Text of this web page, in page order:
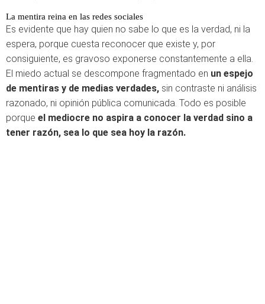
La mentira reina en las redes sociales
Es evidente que hay quien no sabe lo que es la verdad, ni la
espera, porque cuesta reconocer que existe y, por
consiguiente, es gravoso exponerse constantemente a ella.
El miedo actual se descompone fragmentado en un espejo
de mentiras y de medias verdades, sin contraste ni análisis
razonado, ni opinión pública comunicada. Todo es posible
porque el mediocre no aspira a conocer la verdad sino a
tener razón, sea lo que sea hoy la razón.